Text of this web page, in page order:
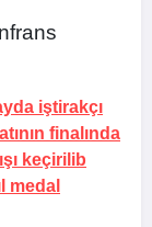
iştirakçı
finalında
keçirilib
medal